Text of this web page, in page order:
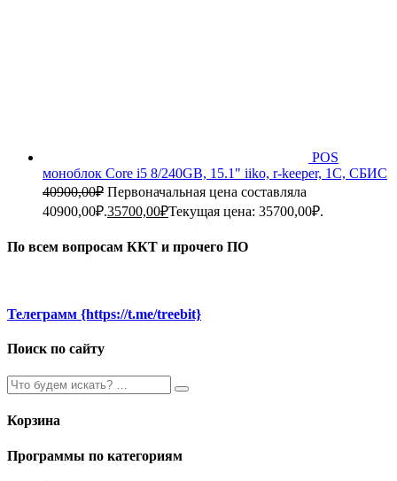
POS
моноблок Core i5 8/240GB, 15.1" iiko, r-keeper, 1C, СБИС
40900,00₽ Первоначальная цена составляла
40900,00₽.35700,00₽Текущая цена: 35700,00₽.
По всем вопросам ККТ и прочего ПО
Телеграмм {https://t.me/treebit}
Поиск по сайту
Корзина
Программы по категориям